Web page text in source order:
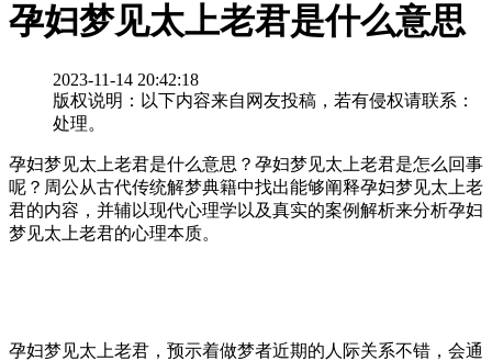
孕妇梦见太上老君是什么意思
2023-11-14 20:42:18
版权说明：以下内容来自网友投稿，若有侵权请联系：
处理。
孕妇梦见太上老君是什么意思？孕妇梦见太上老君是怎么回事
呢？周公从古代传统解梦典籍中找出能够阐释孕妇梦见太上老
君的内容，并辅以现代心理学以及真实的案例解析来分析孕妇
梦见太上老君的心理本质。
孕妇梦见太上老君，预示着做梦者近期的人际关系不错，会通